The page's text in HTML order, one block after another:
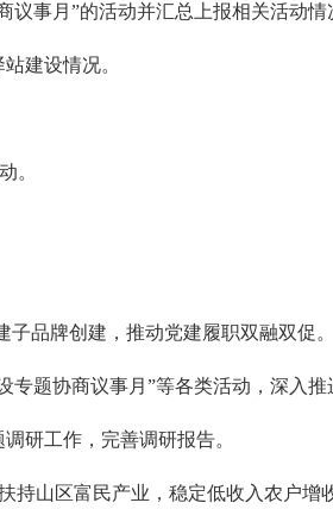
议事月”的活动并汇总上报相关活动情
建设情况。
。
品牌创建，推动党建履职双融双促。
题协商议事月”等各类活动，深入
研工作，完善调研报告。
山区富民产业，稳定低收入农户增